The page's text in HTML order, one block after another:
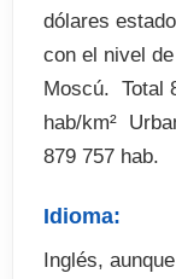
dólares
con el nivel
Moscú.  Total
hab/km² 
879 757 hab.
Idioma:
Inglés,